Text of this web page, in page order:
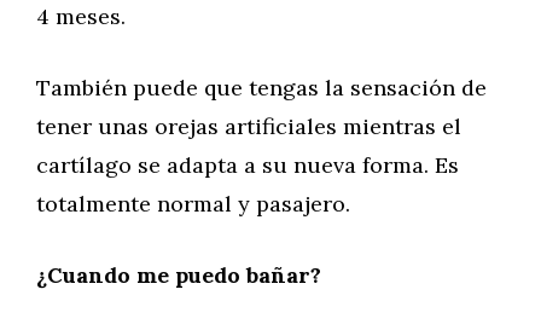
4 meses.
También puede que tengas la sensación de
tener unas orejas artificiales mientras el
cartílago se adapta a su nueva forma. Es
totalmente normal y pasajero.
¿Cuando me puedo bañar?